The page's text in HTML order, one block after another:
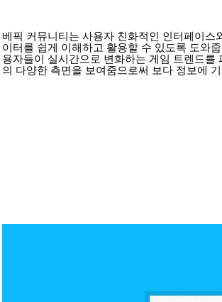
베픽 커뮤니티는 사용자 친화적인 인터페이스
이터를 쉽게 이해하고 활용할 수 있도록 도와
용자들이 실시간으로 변화하는 게임 트렌드
의 다양한 측면을 보여줌으로써 보다 정보에